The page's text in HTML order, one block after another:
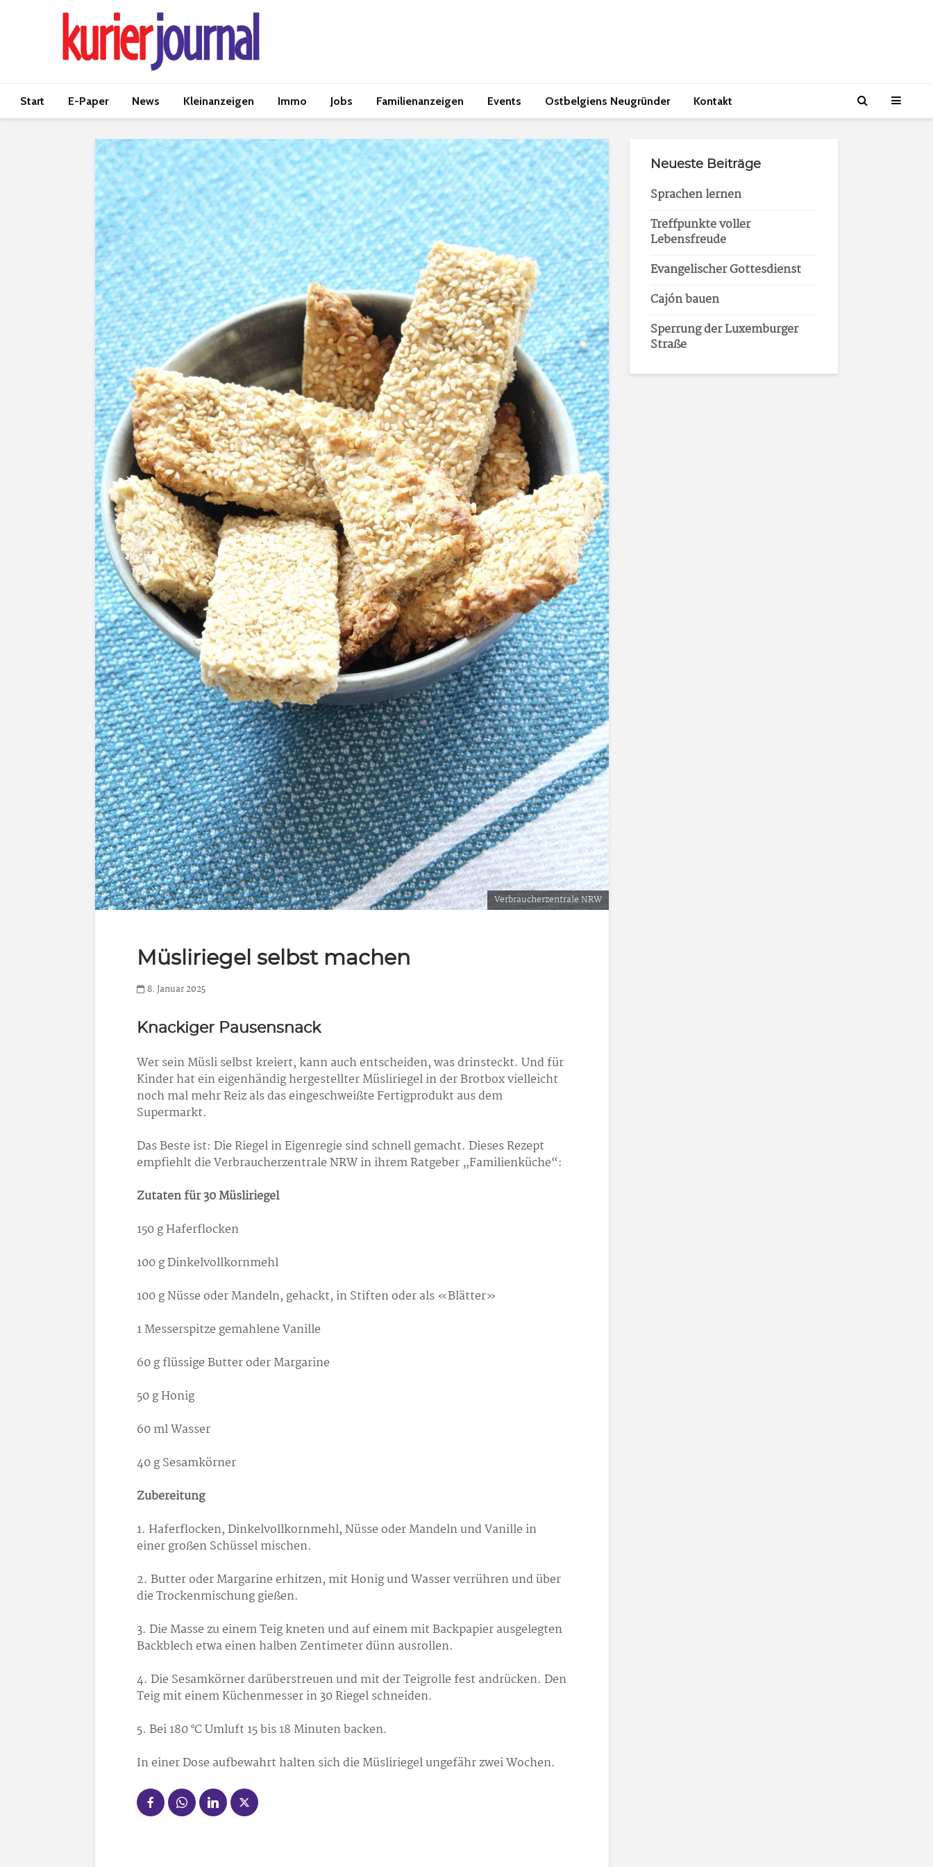
Start E-Paper News Kleinanzeigen Immo Jobs Familienanzeigen Events Ostbelgiens Neugründer Kontakt
Verbraucherzentrale NRW
Müsliriegel selbst machen
8. Januar 2025
Knackiger Pausensnack
Wer sein Müsli selbst kreiert, kann auch entscheiden, was drinsteckt. Und für
Kinder hat ein eigenhändig hergestellter Müsliriegel in der Brotbox vielleicht
noch mal mehr Reiz als das eingeschweißte Fertigprodukt aus dem
Supermarkt.
Das Beste ist: Die Riegel in Eigenregie sind schnell gemacht. Dieses Rezept
empfiehlt die Verbraucherzentrale NRW in ihrem Ratgeber „Familienküche“:
Zutaten für 30 Müsliriegel
150 g Haferflocken
100 g Dinkelvollkornmehl
100 g Nüsse oder Mandeln, gehackt, in Stiften oder als «Blätter»
1 Messerspitze gemahlene Vanille
60 g flüssige Butter oder Margarine
50 g Honig
60 ml Wasser
40 g Sesamkörner
Zubereitung
1. Haferflocken, Dinkelvollkornmehl, Nüsse oder Mandeln und Vanille in
einer großen Schüssel mischen.
2. Butter oder Margarine erhitzen, mit Honig und Wasser verrühren und über
die Trockenmischung gießen.
3. Die Masse zu einem Teig kneten und auf einem mit Backpapier ausgelegten
Backblech etwa einen halben Zentimeter dünn ausrollen.
4. Die Sesamkörner darüberstreuen und mit der Teigrolle fest andrücken. Den
Teig mit einem Küchenmesser in 30 Riegel schneiden.
5. Bei 180 °C Umluft 15 bis 18 Minuten backen.
In einer Dose aufbewahrt halten sich die Müsliriegel ungefähr zwei Wochen.
Neueste Beiträge
Sprachen lernen
Treffpunkte voller
Lebensfreude
Evangelischer Gottesdienst
Cajón bauen
Sperrung der Luxemburger
Straße